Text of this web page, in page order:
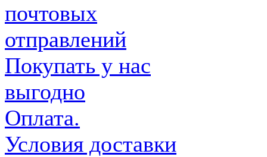
почтовых
отправлений
Покупать у нас
выгодно
Оплата.
Условия доставки